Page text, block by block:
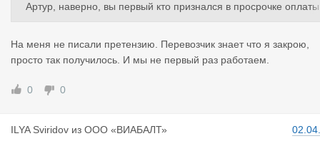
Артур, наверно, вы первый кто признался в просрочке оплаты
На меня не писали претензию. Перевозчик знает что я закрою,
просто так получилось. И мы не первый раз работаем.
0 0
ILYA Sviridov из ООО «ВИАБАЛТ»